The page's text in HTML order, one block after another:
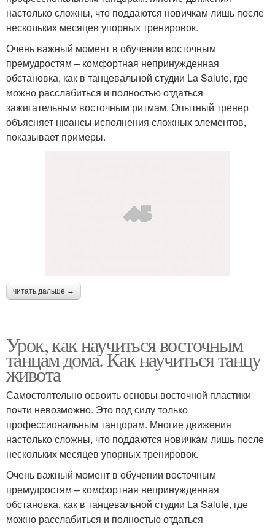
настолько сложны, что поддаются новичкам лишь после
нескольких месяцев упорных тренировок.
Очень важный момент в обучении восточным
премудростям – комфортная непринужденная
обстановка, как в танцевальной студии La Salute, где
можно расслабиться и полностью отдаться
зажигательным восточным ритмам. Опытный тренер
объясняет нюансы исполнения сложных элементов,
показывает примеры.
читать дальше →
Урок, как научиться восточным
танцам дома. Как научиться танцу
живота
Самостоятельно освоить основы восточной пластики
почти невозможно. Это под силу только
профессиональным танцорам. Многие движения
настолько сложны, что поддаются новичкам лишь после
нескольких месяцев упорных тренировок.
Очень важный момент в обучении восточным
премудростям – комфортная непринужденная
обстановка, как в танцевальной студии La Salute, где
можно расслабиться и полностью отдаться